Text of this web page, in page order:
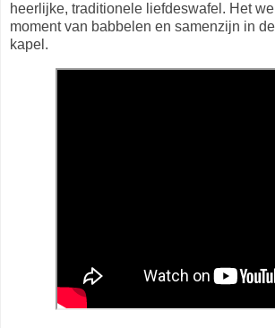
heerlijke, traditionele liefdeswafel. Het
moment van babbelen en samenzijn in
kapel.